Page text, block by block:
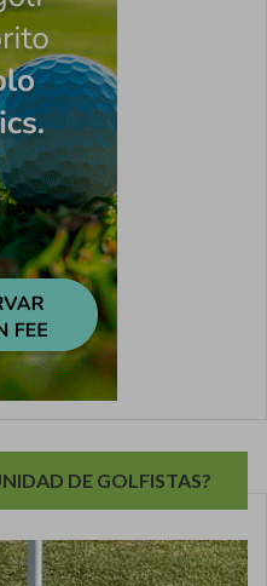
DE GOLFISTAS?